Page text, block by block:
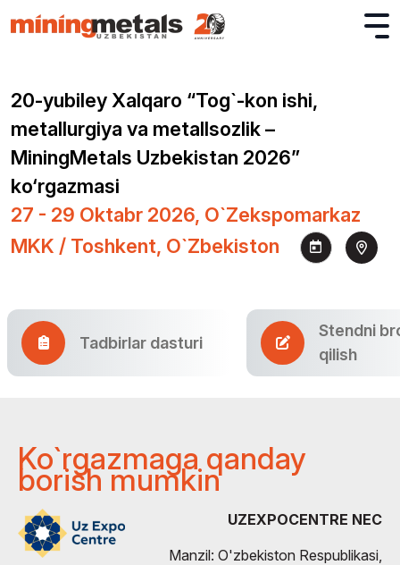
20-yubiley Хalqaro “Tog`-kon ishi,
metallurgiya va metallsozlik –
MiningMetals Uzbekistan 2026”
ko‘rgazmasi
27 - 29 Oktabr 2026, O`zekspomarkaz
MKK / Toshkent, O`zbekiston
Tadbirlar dasturi
Stendni
qilish
Ko`rgazmaga qanday
borish mumkin
UZEXPOCENTRE NEC
Manzil: O'zbekiston Respublikasi,